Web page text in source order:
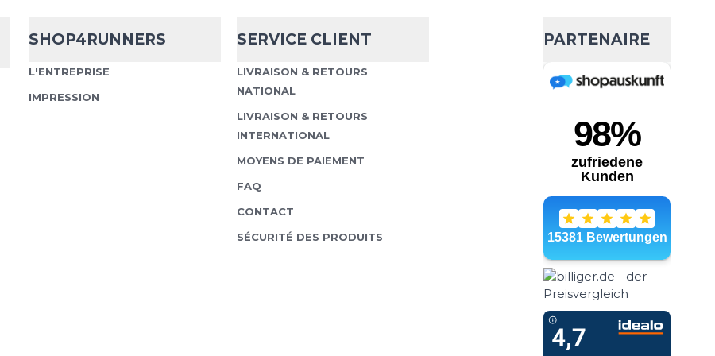
tous les sentiers Que ce soit pour un
entraînement intensif ou pour explorer la nature,
AJOUTER AU PANIER
ScottKinabalu Trail - 25 %
121,00 € 161,29 €
Choisissez votre taille
AJOUTER AU PANIER
SHOP4RUNNERS
L'ENTREPRISE
IMPRESSION
SERVICE CLIENT
LIVRAISON & RETOURS
NATIONAL
LIVRAISON & RETOURS
INTERNATIONAL
MOYENS DE PAIEMENT
FAQ
CONTACT
SÉCURITÉ DES PRODUITS
PARTENAIRE